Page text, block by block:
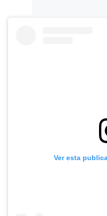
Ver esta